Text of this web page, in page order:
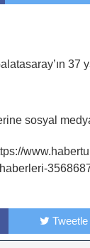
37
sosyal
Tweetle